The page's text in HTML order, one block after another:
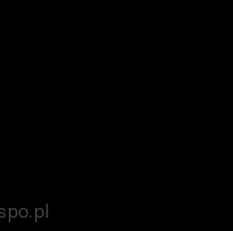
Wrzosek Witkowski SK,